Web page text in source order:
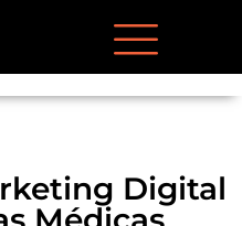
Digital